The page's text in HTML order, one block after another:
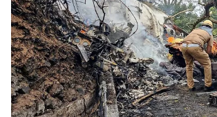
VTV Money VTV Thể
VTV Sức khoẻ Bất động
Thị trường 24h Tấm lòng